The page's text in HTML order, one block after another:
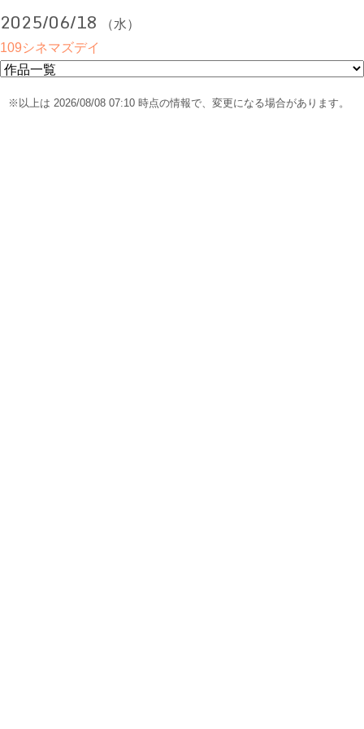
2025/06/18
（水）
109シネマズデイ
※以上は 2026/08/08 07:10 時点の情報で、変更になる場合があります。